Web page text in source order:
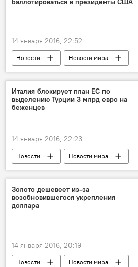
Александр Завгородный
ТРАСЕКА
14 января 2016, 22:52
Новости Новости мира
Италия блокирует план ЕС по
выделению Турции 3 млрд евро на
беженцев
14 января 2016, 22:23
Новости Новости мира
Золото дешевеет из-за
возобновившегося укрепления
доллара
14 января 2016, 20:19
Новости Новости мира